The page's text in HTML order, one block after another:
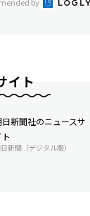
イト
日新聞社のニュースサ
新聞（デジタル版）